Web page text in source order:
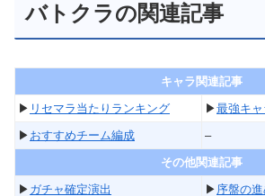
バトクラの関連記事
キャラ関連記事
▶︎ リセマラ当たりランキング ▶︎最強キ
▶︎ おすすめチーム編成
–
その他関連記事
▶︎ ガチャ確定演出 ▶︎ 序盤の